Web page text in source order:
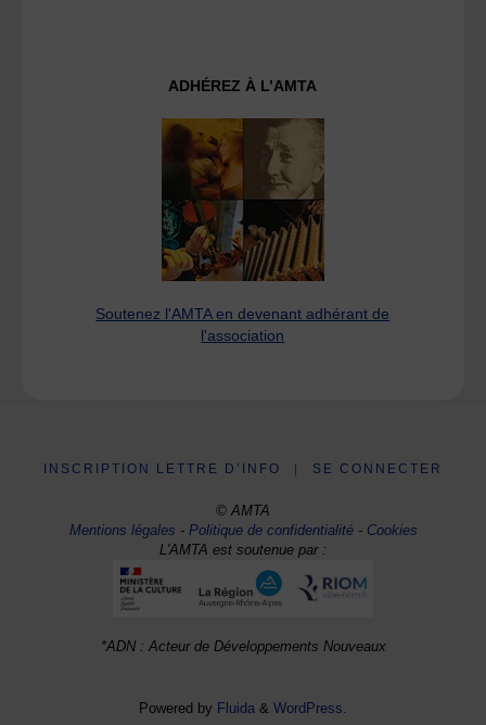
ADHÉREZ À L’AMTA
Soutenez l'AMTA en devenant adhérant de
l'association
INSCRIPTION LETTRE D’INFO SE CONNECTER
© AMTA
Mentions légales -Politique de confidentialité- Cookies
L'AMTA est soutenue par :
*ADN : Acteur de Développements Nouveaux
Powered by Fluida & WordPress.